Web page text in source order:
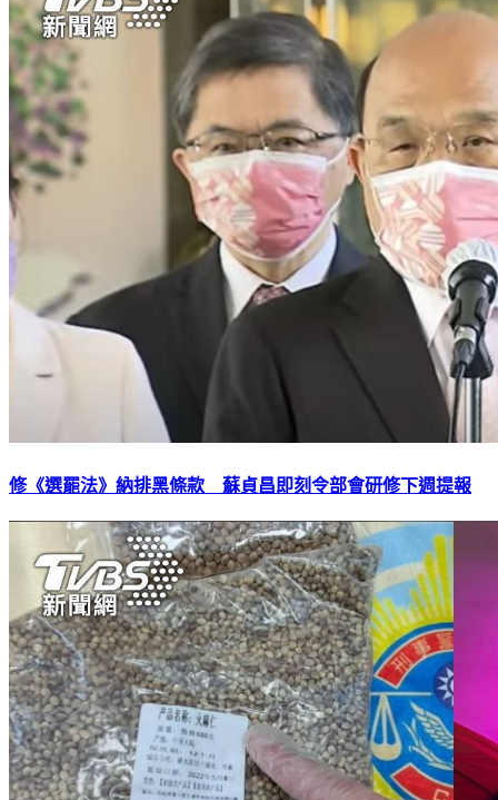
修《選罷法》納排黑條款 蘇貞昌即刻令部會研修下週提報